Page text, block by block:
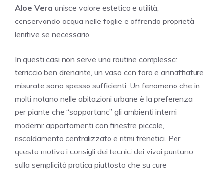
Aloe Vera unisce valore estetico e utilità,
conservando acqua nelle foglie e offrendo proprietà
lenitive se necessario.
In questi casi non serve una routine complessa:
terriccio ben drenante, un vaso con foro e annaffiature
misurate sono spesso sufficienti. Un fenomeno che in
molti notano nelle abitazioni urbane è la preferenza
per piante che “sopportano” gli ambienti interni
moderni: appartamenti con finestre piccole,
riscaldamento centralizzato e ritmi frenetici. Per
questo motivo i consigli dei tecnici dei vivai puntano
sulla semplicità pratica piuttosto che su cure